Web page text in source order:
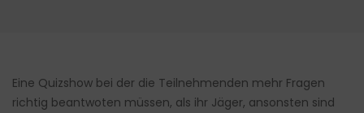
Eine Quizshow bei der die Teilnehmenden mehr Fragen
richtig beantwoten müssen, als ihr Jäger, ansonsten sind